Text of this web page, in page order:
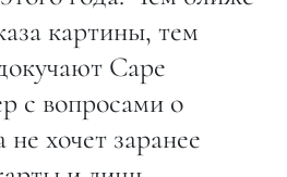
картины, тем
Саре
с вопросами о
хочет заранее